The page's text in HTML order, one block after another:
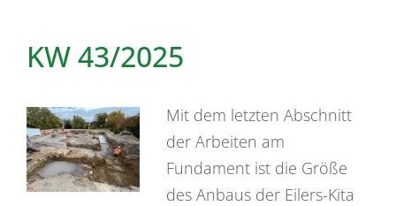
KW 43/2025
Mit dem letzten Abschnitt
der Arbeiten am
Fundament ist die Größe
des Anbaus der Eilers-Kita